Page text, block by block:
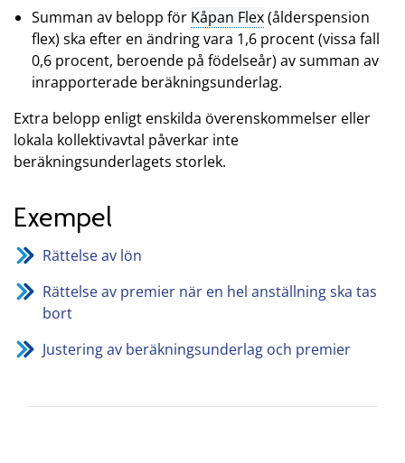
Summan av belopp för Kåpan Flex(ålderspension
flex) ska efter en ändring vara 1,6 procent (vissa fall
0,6 procent, beroende på födelseår) av summan av
inrapporterade beräkningsunderlag.
Extra belopp enligt enskilda överenskommelser eller
lokala kollektivavtal påverkar inte
beräkningsunderlagets storlek.
Exempel
Rättelse av lön
Rättelse av premier när en hel anställning ska tas
bort
Justering av beräkningsunderlag och premier